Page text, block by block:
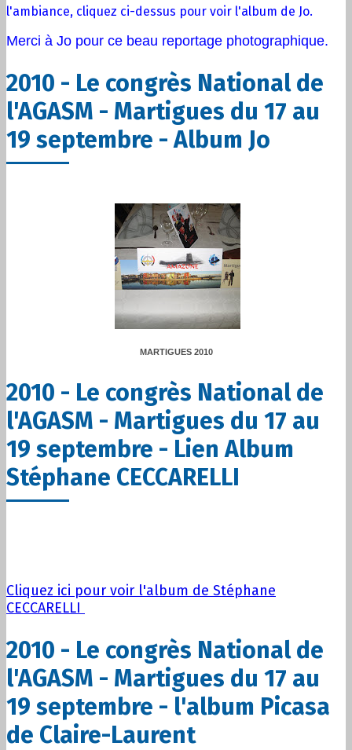
l'ambiance, cliquez ci-dessus pour voir l'album de Jo.
Merci à Jo pour ce beau reportage photographique.
2010 - Le congrès National de
l'AGASM - Martigues du 17 au
19 septembre - Album Jo
MARTIGUES 2010
2010 - Le congrès National de
l'AGASM - Martigues du 17 au
19 septembre - Lien Album
Stéphane CECCARELLI
Cliquez ici pour voir l'album de Stéphane
CECCARELLI
2010 - Le congrès National de
l'AGASM - Martigues du 17 au
19 septembre - l'album Picasa
de Claire-Laurent